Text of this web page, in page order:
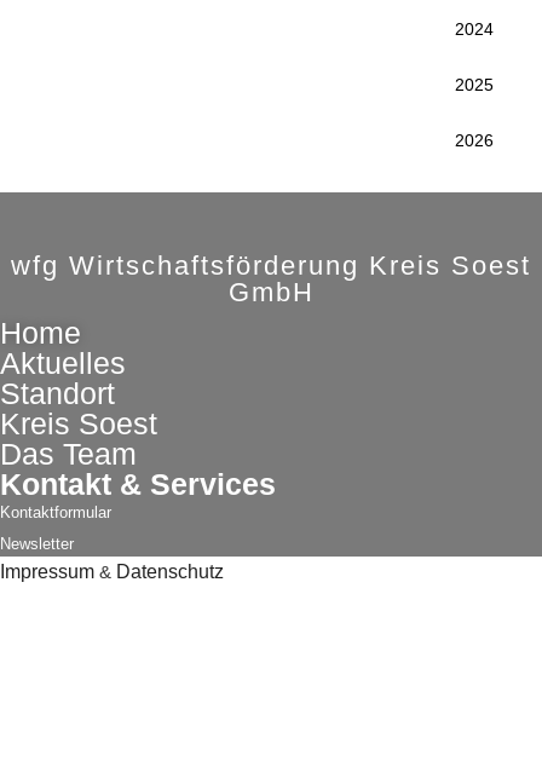
2024
2025
2026
wfg Wirtschaftsförderung Kreis Soest
GmbH
Home
Aktuelles
Standort
Kreis Soest
Das Team
Kontakt & Services
Kontaktformular
Newsletter
Impressum & Datenschutz